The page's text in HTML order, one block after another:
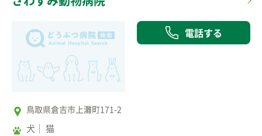
電話する
鳥取県倉吉市上灘町171-2
犬 猫